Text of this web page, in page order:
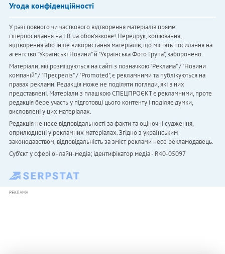
Угода конфіденційності
У разі повного чи часткового відтворення матеріалів пряме
гіперпосилання на LB.ua обов'язкове! Передрук, копіювання,
відтворення або інше використання матеріалів, що містять посилання на
агентство "Українськi Новини" й "Українська Фото Група", заборонено.
Матеріали, які розміщуються на сайті з позначкою "Реклама" / "Новини
компаній" / "Пресреліз" / "Promoted", є рекламними та публікуються на
правах реклами. Редакція може не поділяти погляди, які в них
представлені. Матеріали з плашкою СПЕЦПРОЄКТ є рекламними, проте
редакція бере участь у підготовці цього контенту і поділяє думки,
висловлені у цих матеріалах.
Редакція не несе відповідальності за факти та оціночні судження,
оприлюднені у рекламних матеріалах. Згідно з українським
законодавством, відповідальність за зміст реклами несе рекламодавець.
Cуб'єкт у сфері онлайн-медіа; ідентифікатор медіа - R40-05097
РЕКЛАМА